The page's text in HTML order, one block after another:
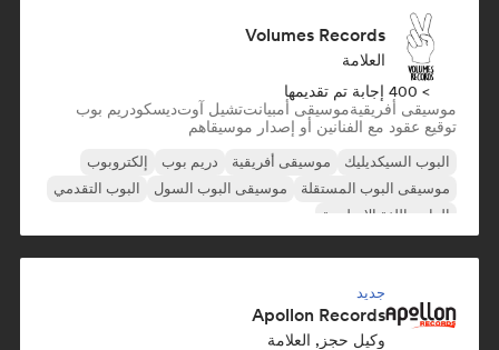
Volumes Records
العلامة
> 400 إجابة تم تقديمها
موسيقى أفريقيةموسيقى أمبيانتتشيل آوتديسكودريم بوب
توقيع عقود مع الفنانين أو إصدار موسيقاهم
البوب السيكديليك موسيقى أفريقية دريم بوب
إلكتروبوب
موسيقى البوب المستقلة
موسيقى البوب السول
البوب التقدمي
الراب باللغة الإنجليزية
جديد
Apollon Records
وكيل حجز, العلامة